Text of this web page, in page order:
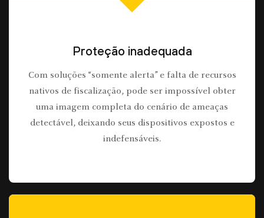
Proteção inadequada
Com soluções “somente alerta” e falta de recursos
nativos de fiscalização, pode ser impossível obter
uma imagem completa do cenário de ameaças
detectável, deixando seus dispositivos expostos e
indefensáveis.